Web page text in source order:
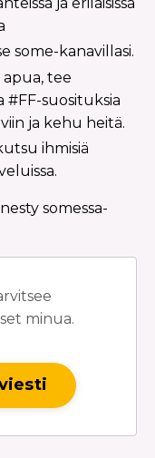
some-kanavillasi.
apua, tee
#FF-suosituksia
ja kehu heitä.
ihmisiä
somessa-
minua.